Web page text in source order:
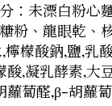
：未漂白粉心
粉、龍眼乾、
檸檬酸鈉,鹽,乳
酸,凝乳酵素,大
蔔醛,β-胡蘿